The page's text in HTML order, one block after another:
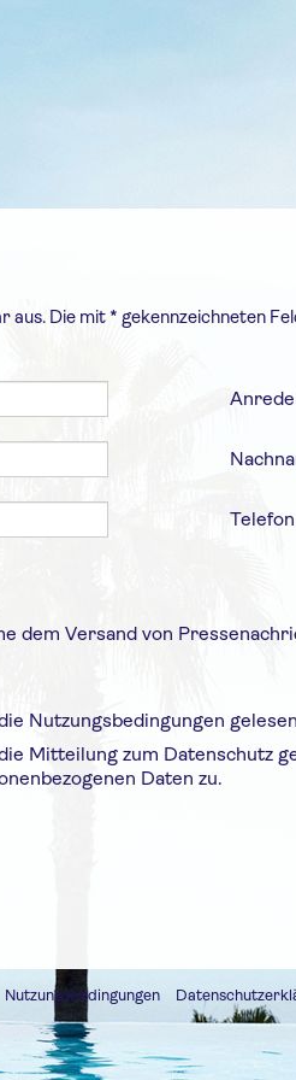
aus. Die mit * gekennzeichneten
Telefon
dem Versand von
Nutzungsbedingungen
Mitteilung zum Datenschutz
Daten zu.
Nutzungsbedingungen